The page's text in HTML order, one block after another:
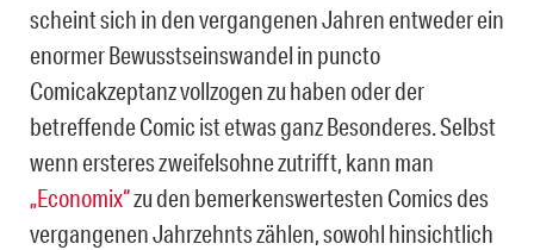
scheint sich in den vergangenen Jahren entweder ein
enormer Bewusstseinswandel in puncto
Comicakzeptanz vollzogen zu haben oder der
betreffende Comic ist etwas ganz Besonderes. Selbst
wenn ersteres zweifelsohne zutrifft, kann man
„Economix“zu den bemerkenswertesten Comics des
vergangenen Jahrzehnts zählen, sowohl hinsichtlich